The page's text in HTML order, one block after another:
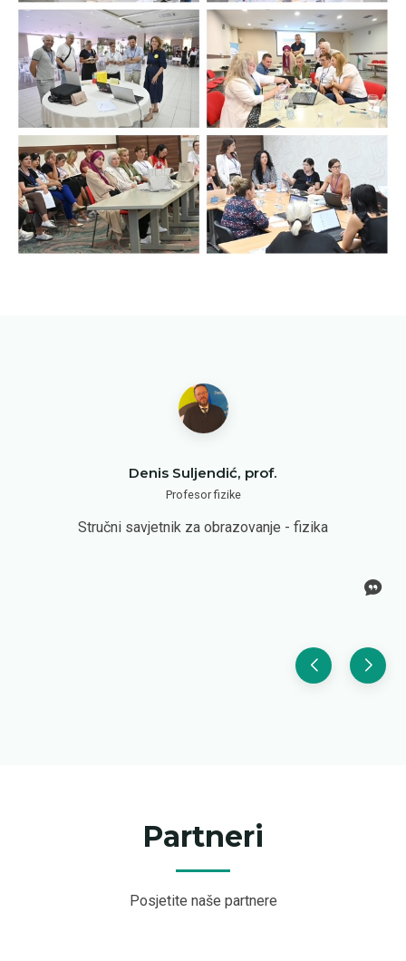
Denis Suljendić, prof.
Profesor fizike
Stručni savjetnik za obrazovanje - fizika
Partneri
Posjetite naše partnere